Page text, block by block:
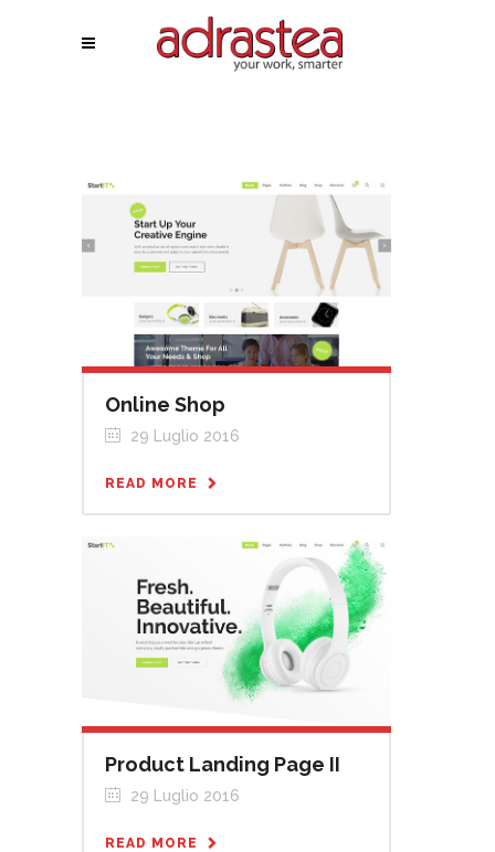
Online Shop
29 Luglio 2016
READ MORE
Product Landing Page II
29 Luglio 2016
READ MORE